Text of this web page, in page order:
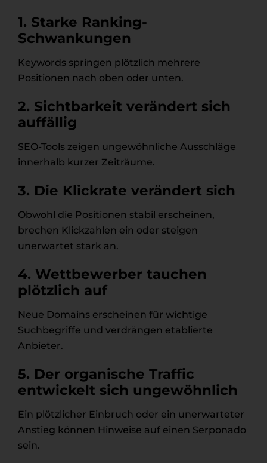
1. Starke Ranking-
Schwankungen
Keywords springen plötzlich mehrere
Positionen nach oben oder unten.
2. Sichtbarkeit verändert sich
auffällig
SEO-Tools zeigen ungewöhnliche Ausschläge
innerhalb kurzer Zeiträume.
3. Die Klickrate verändert sich
Obwohl die Positionen stabil erscheinen,
brechen Klickzahlen ein oder steigen
unerwartet stark an.
4. Wettbewerber tauchen
plötzlich auf
Neue Domains erscheinen für wichtige
Suchbegriffe und verdrängen etablierte
Anbieter.
5. Der organische Traffic
entwickelt sich ungewöhnlich
Ein plötzlicher Einbruch oder ein unerwarteter
Anstieg können Hinweise auf einen Serponado
sein.